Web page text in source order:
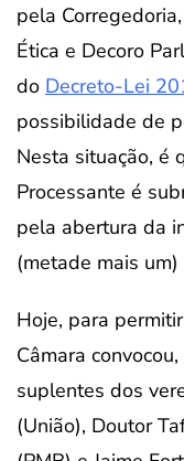
pela
Ética e Decoro
do Decreto-Lei
possibilidade de
Nesta situação, é
Processante é
pela abertura da
(metade mais
Hoje, para
Câmara
suplentes dos
(União), Doutor